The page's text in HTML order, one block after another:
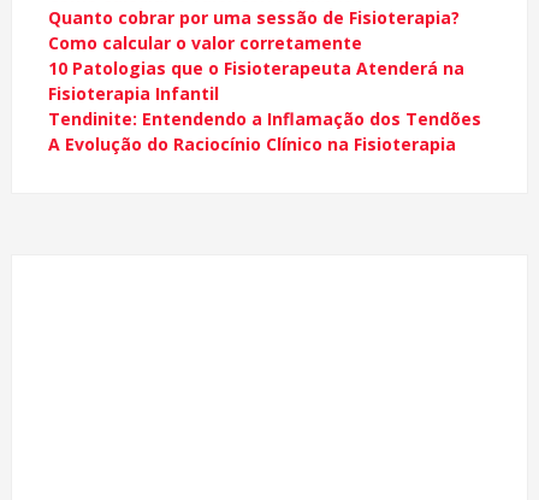
Quanto cobrar por uma sessão de Fisioterapia?
Como calcular o valor corretamente
10 Patologias que o Fisioterapeuta Atenderá na
Fisioterapia Infantil
Tendinite: Entendendo a Inflamação dos Tendões
A Evolução do Raciocínio Clínico na Fisioterapia